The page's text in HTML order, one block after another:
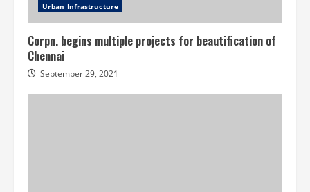
Urban Infrastructure
Corpn. begins multiple projects for beautification of
Chennai
September 29, 2021